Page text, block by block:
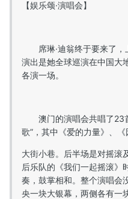
【娱乐颂·演唱会】
席琳·迪翁终于要来了，
演出是她全球巡演在中国大
各演一场。
澳门的演唱会共唱了23
歌”，其中《爱的力量》、
大街小巷。后半场是对摇滚
后乐队的《我们一起摇滚》
奏，鼓掌相和。整个演唱会
央一块大银幕，两侧各有一